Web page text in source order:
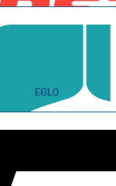
EGLO